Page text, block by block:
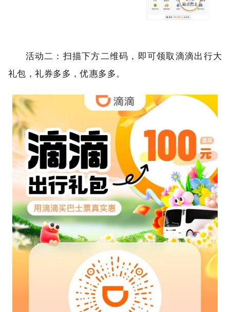
活动二：扫描下方二维码，即可领取滴滴出行大
礼包，礼券多多，优惠多多。